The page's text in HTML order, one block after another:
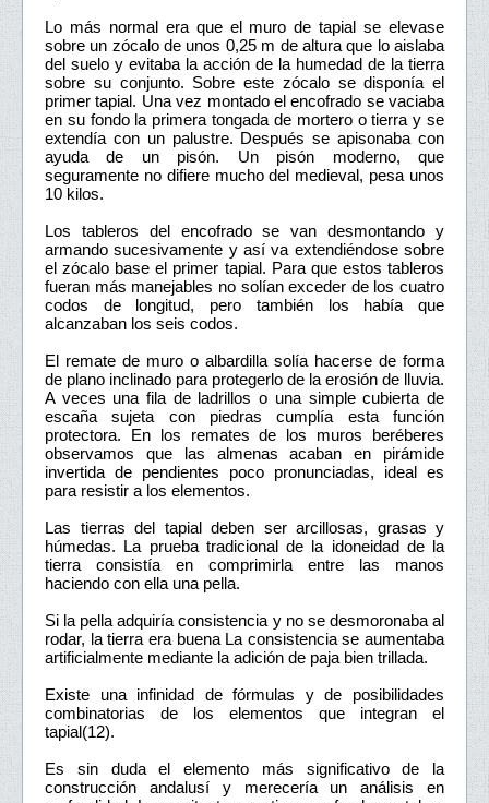
Lo más normal era que el muro de tapial se elevase
sobre un zócalo de unos 0,25 m de altura que lo aislaba
del suelo y evitaba la acción de la humedad de la tierra
sobre su conjunto. Sobre este zócalo se disponía el
primer tapial. Una vez montado el encofrado se vaciaba
en su fondo la primera tongada de mortero o tierra y se
extendía con un palustre. Después se apisonaba con
ayuda de un pisón. Un pisón moderno, que
seguramente no difiere mucho del medieval, pesa unos
10 kilos.
Los tableros del encofrado se van desmontando y
armando sucesivamente y así va extendiéndose sobre
el zócalo base el primer tapial. Para que estos tableros
fueran más manejables no solían exceder de los cuatro
codos de longitud, pero también los había que
alcanzaban los seis codos.
El remate de muro o albardilla solía hacerse de forma
de plano inclinado para protegerlo de la erosión de lluvia.
A veces una fila de ladrillos o una simple cubierta de
escaña sujeta con piedras cumplía esta función
protectora. En los remates de los muros beréberes
observamos que las almenas acaban en pirámide
invertida de pendientes poco pronunciadas, ideal es
para resistir a los elementos.
Las tierras del tapial deben ser arcillosas, grasas y
húmedas. La prueba tradicional de la idoneidad de la
tierra consistía en comprimirla entre las manos
haciendo con ella una pella.
Si la pella adquiría consistencia y no se desmoronaba al
rodar, la tierra era buena La consistencia se aumentaba
artificialmente mediante la adición de paja bien trillada.
Existe una infinidad de fórmulas y de posibilidades
combinatorias de los elementos que integran el
tapial(12).
Es sin duda el elemento más significativo de la
construcción andalusí y merecería un análisis en